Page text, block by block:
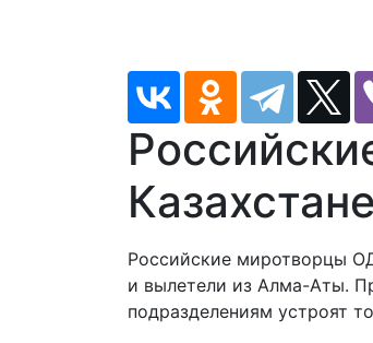
Российские миротворцы
и вылетели из Алма-Аты.
подразделениям устроят